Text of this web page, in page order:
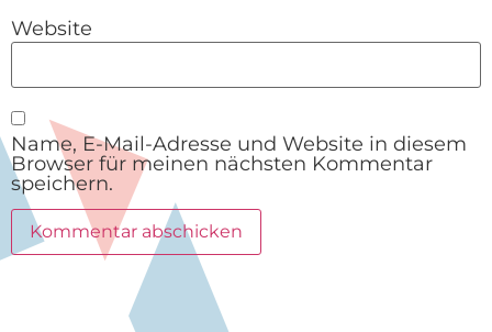
Website
Name, E-Mail-Adresse und Website in diesem
Browser für meinen nächsten Kommentar
speichern.